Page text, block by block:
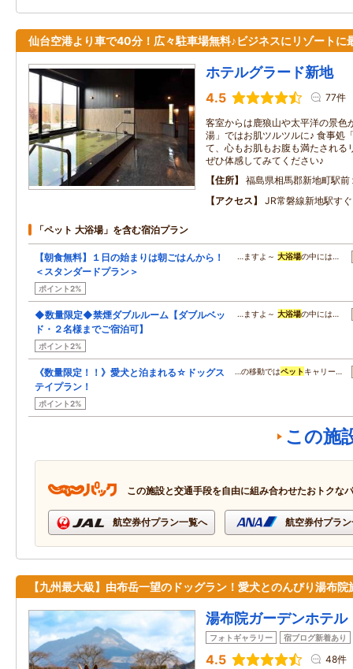
仙台空港より車で40分！広々駐車場無料♪ビジネスにリゾートに
ホテルグラード新地
4.5 77件
客室からは鹿狼山や太平洋の景色
湯」ではお肌ツルツルに♪ 食事処
て、心もお肌もお腹も満たされ
ぜひ体感してみてください♪
住所
福島県相馬郡新地町駅前
アクセス
JR常磐線新地駅す
「ペット 大浴場」を含む宿泊プラン
【朝食無料】１日の始まりは朝ごはんから！
＜スタンダードプラン＞
ポイント2%
…ますよ～大浴場の中には…
◆数量限定◆禁煙ダブルルーム【ダブルベッ
ド・２名様までご宿泊可】
ポイント2%
…ますよ～大浴場の中には…
《数量限定！！》愛犬と泊まれる☆ドッグス
テイプラン！
ポイント2%
…の移動ではペット キャリー…
この施
この施設と交通手段を自由に組み合わせたおトクな
航空券付プラン一覧へ 航空券付プラ
【九州最大級】由布岳一望のドッグラン！愛犬とのんびり湯布院
湯布院ガーデンホテル
フォトギャラリー 宿ブログ新着あり
4.5 48件